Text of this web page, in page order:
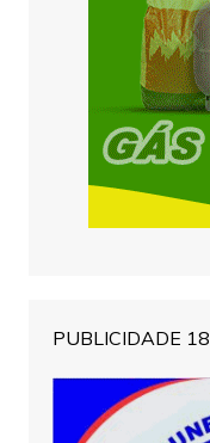
PUBLICIDADE 18